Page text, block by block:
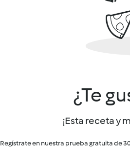
¿Te
¡Esta receta y
Regístrate en nuestra prueba gratuita de